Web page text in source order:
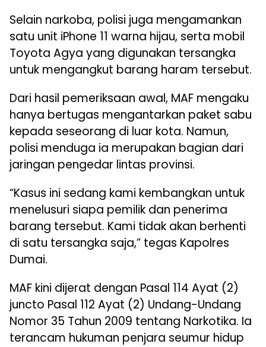
Selain narkoba, polisi juga mengamankan
satu unit iPhone 11 warna hijau, serta mobil
Toyota Agya yang digunakan tersangka
untuk mengangkut barang haram tersebut.
Dari hasil pemeriksaan awal, MAF mengaku
hanya bertugas mengantarkan paket sabu
kepada seseorang di luar kota. Namun,
polisi menduga ia merupakan bagian dari
jaringan pengedar lintas provinsi.
“Kasus ini sedang kami kembangkan untuk
menelusuri siapa pemilik dan penerima
barang tersebut. Kami tidak akan berhenti
di satu tersangka saja,” tegas Kapolres
Dumai.
MAF kini dijerat dengan Pasal 114 Ayat (2)
juncto Pasal 112 Ayat (2) Undang-Undang
Nomor 35 Tahun 2009 tentang Narkotika. Ia
terancam hukuman penjara seumur hidup